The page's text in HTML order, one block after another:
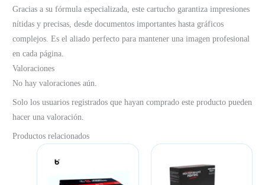
Gracias a su fórmula especializada, este cartucho garantiza impresiones
nítidas y precisas, desde documentos importantes hasta gráficos
complejos. Es el aliado perfecto para mantener una imagen profesional
en cada página.
Valoraciones
No hay valoraciones aún.
Solo los usuarios registrados que hayan comprado este producto pueden
hacer una valoración.
Productos relacionados